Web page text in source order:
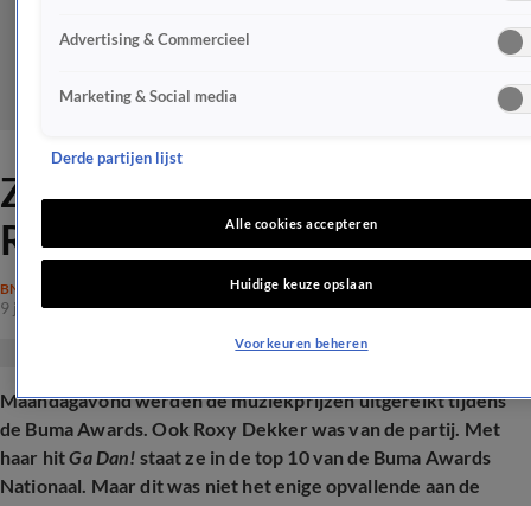
Zien: opvallende look voor
Roxy Dekker
BN'ERS
9 juni 2026, 13:07
Maandagavond werden de muziekprijzen uitgereikt tijdens
de Buma Awards. Ook Roxy Dekker was van de partij. Met
haar hitGa Dan! staat ze in de top 10 van de Buma Awards
Nationaal. Maar dit was niet het enige opvallende aan de
Advertising & Commercieel
Marketing & Social media
Derde partijen lijst
Alle cookies accepteren
Huidige keuze opslaan
Voorkeuren beheren